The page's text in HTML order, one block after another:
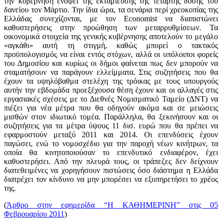
δανείου τον Μάρτιο. Την ίδια ώρα, τα σενάρια περί χρεοκοπίας της
Ελλάδας συνεχίζονται, με τον Economist να διαπιστώνει
καθυστερήσεις στην προώθηση των μεταρρυθμίσεων. Τα
οικονομικά στοιχεία της γενικής κυβέρνησης αποτελούν το μεγάλο
«αγκάθι» αυτή τη στιγμή, καθώς μπορεί ο τακτικός
προϋπολογισμός να είναι εντός στόχων, αλλά οι υπόλοιποι φορείς
του Δημοσίου και κυρίως οι δήμοι φαίνεται πως δεν μπορούν να
σταματήσουν να παράγουν ελλείμματα. Στις συζητήσεις που θα
έχουν τα υψηλόβαθμα στελέχη της τρόικας με τους υπουργούς
αυτήν την εβδομάδα προεξέχουσα θέση έχουν και οι αλλαγές στις
εργασιακές σχέσεις με το Διεθνές Νομισματικό Ταμείο (ΔΝΤ) να
πιέζει για νέα μέτρα που θα οδηγούν ακόμα και σε μειώσεις
μισθών στον ιδιωτικό τομέα. Παράλληλα, θα ξεκινήσουν και οι
συζητήσεις για τα μέτρα ύψους 11 δισ. ευρώ που θα πρέπει να
εφαρμοστούν μεταξύ 2011 και 2014. Οι επενδύσεις έχουν
παγώσει, ενώ το νομοσχέδιο για την παροχή νέων κινήτρων, τα
οποία θα κινητοποιούσαν το επενδυτικό ενδιαφέρον, έχει
καθυστερήσει. Από την πλευρά τους, οι τράπεζες δεν δείχνουν
διατεθειμένες να χορηγήσουν πιστώσεις όσο διάστημα η Ελλάδα
διατρέχει τον κίνδυνο να μην μπορέσει να εξυπηρετήσει το χρέος
της.
(Άρθρο στην εφημερίδα “Η ΚΑΘΗΜΕΡΙΝΗ” στις 05
Φεβρουαρίου 2011)